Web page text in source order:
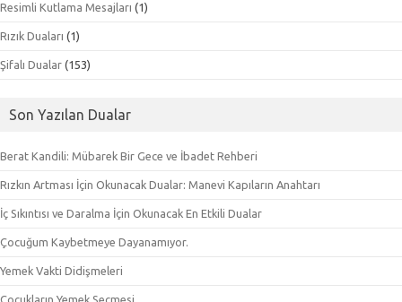
Resimli Kutlama Mesajları (1)
Rızık Duaları (1)
Şifalı Dualar (153)
Son Yazılan Dualar
Berat Kandili: Mübarek Bir Gece ve İbadet Rehberi
Rızkın Artması İçin Okunacak Dualar: Manevi Kapıların Anahtarı
İç Sıkıntısı ve Daralma İçin Okunacak En Etkili Dualar
Çocuğum Kaybetmeye Dayanamıyor.
Yemek Vakti Didişmeleri
Çocukların Yemek Seçmesi